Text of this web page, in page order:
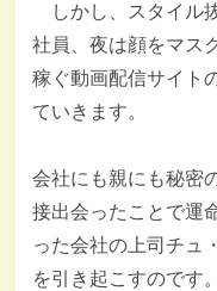
しかし、スタイル
社員、夜は顔をマス
稼ぐ動画配信サイト
ていきます。
会社にも親にも秘密
接出会ったことで運
った会社の上司チュ
を引き起こすのです。